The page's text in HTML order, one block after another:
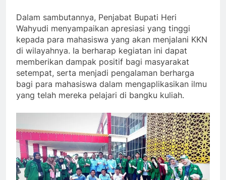
Dalam sambutannya, Penjabat Bupati Heri
Wahyudi menyampaikan apresiasi yang tinggi
kepada para mahasiswa yang akan menjalani KKN
di wilayahnya. Ia berharap kegiatan ini dapat
memberikan dampak positif bagi masyarakat
setempat, serta menjadi pengalaman berharga
bagi para mahasiswa dalam mengaplikasikan ilmu
yang telah mereka pelajari di bangku kuliah.